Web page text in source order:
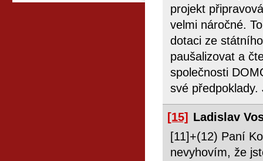
projekt
velmi náročné.
dotaci ze
paušalizovat a
společnosti
své
[15] Ladislav
[11]+(12) Paní
nevyhovím, že